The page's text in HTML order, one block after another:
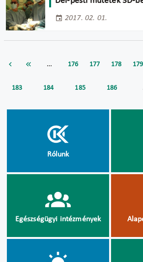
2017. 02. 01.
… 176 177 178 179
183 184 185 186
Rólunk
Egészségügyi intézmények